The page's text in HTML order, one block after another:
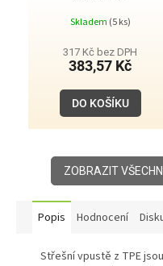
Skladem (5 ks)
317 Kč bez DPH
383,57 Kč
DO KOŠÍKU
ZOBRAZIT
Popis Hodnocení
Střešní vpustě z TPE